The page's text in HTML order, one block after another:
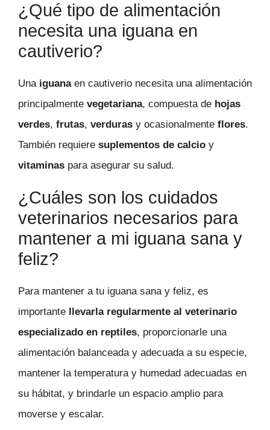
¿Qué tipo de alimentación
necesita una iguana en
cautiverio?
Una iguanaen cautiverio necesita una alimentación
principalmente vegetariana, compuesta de hojas
verdes, frutas, verduras y ocasionalmente flores.
También requiere suplementos de calcio y
vitaminas para asegurar su salud.
¿Cuáles son los cuidados
veterinarios necesarios para
mantener a mi iguana sana y
feliz?
Para mantener a tu iguana sana y feliz, es
importante
llevarla regularmente al veterinario
especializado en reptiles, proporcionarle una
alimentación balanceada y adecuada a su especie,
mantener la temperatura y humedad adecuadas en
su hábitat, y brindarle un espacio amplio para
moverse y escalar.